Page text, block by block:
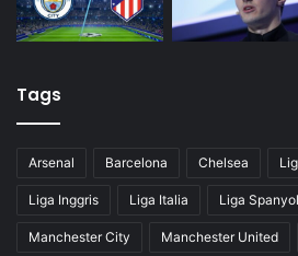
Tags
Arsenal Barcelona Chelsea
Liga Inggris Liga Italia Liga Spanyol
Manchester City Manchester United